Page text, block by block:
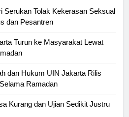
Serukan Tolak Kekerasan Seksual
dan Pesantren
Turun ke Masyarakat Lewat
dan Hukum UIN Jakarta Rilis
Ramadan
Kurang dan Ujian Sedikit Justru